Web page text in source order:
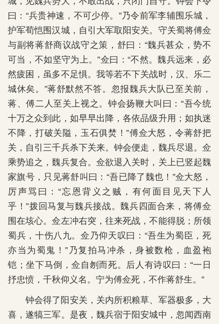
曰：“兵贵神速，不可少停。”乃令前军李辅围乐城，
护军荀恺围汉城，自引大军取阳安关。守关蜀将傅佥
与副将蒋舒商议战守之策，舒曰：“魏兵甚众，势不
可当，不如坚守为上。”佥曰：“不然。魏兵远来，必
然疲困，虽多不足惧。我等若不下关战时，汉、乐二
城休矣。”蒋舒默然不答。忽报魏兵大队已至关前，
蒋、傅二人至关上视之。钟会扬鞭大叫曰：“吾今统
十万之众到此，如早早出降，各依品级升用；如执迷
不降，打破关隘，玉石俱焚！”傅佥大怒，令蒋舒把
关，自引三千兵杀下关来。钟会便走，魏兵尽退。佥
乘势追之，魏兵复合。佥欲退入关时，关上已竖起魏
家旗号，只见蒋舒叫曰：“吾已降了魏也！”佥大怒，
厉声骂曰：“忘恩背义之贼，有何面目见天下人
乎！”拨回马复与魏兵接战。魏兵四面合来，将傅佥
围在垓心。佥左冲右突，往来死战，不能得脱；所领
蜀兵，十伤八九。佥乃仰天叹曰：“吾生为蜀臣，死
亦当为蜀鬼！”乃复拍马冲杀，身被数枪，血盈袍
铠；坐下马倒，佥自刎而死。后人有诗叹曰：“一日
抒忠愤，千秋仰义名。宁为傅佥死，不作蒋舒生。”
钟会得了阳安关，关内所积粮草、军器极多，大
喜，遂犒三军。是夜，魏兵宿于阳安城中，忽闻西南